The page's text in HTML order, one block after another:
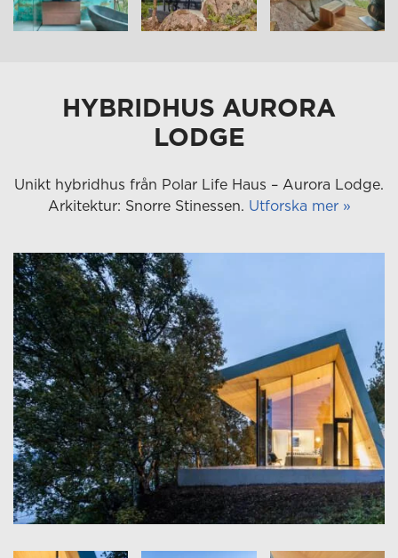
HYBRIDHUS AURORA
LODGE
Unikt hybridhus från Polar Life Haus – Aurora Lodge.
Arkitektur: Snorre Stinessen. Utforska mer »